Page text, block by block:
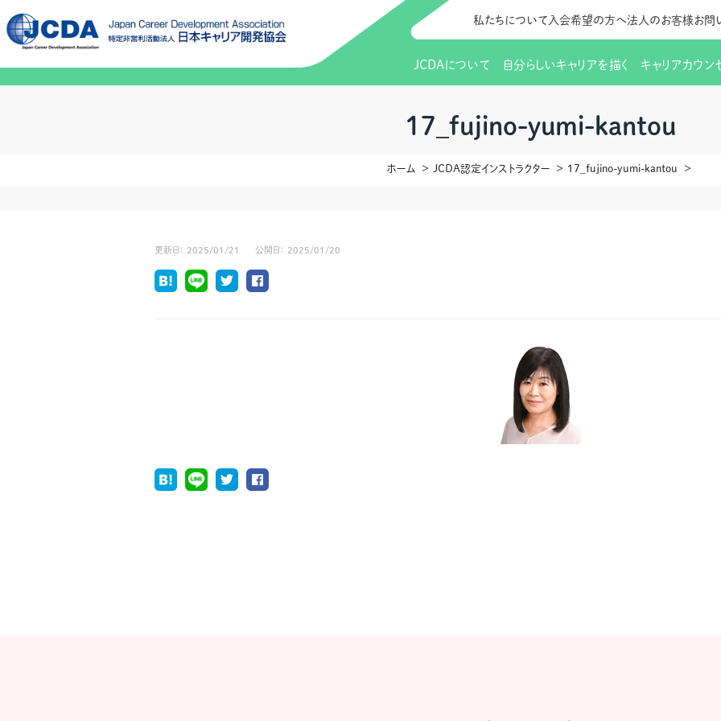
私たちについて 入会希望の方へ法人のお客様お問
JCDAについて
JCDAのビジョン
キャリア支援サービス
自分らしいキャリアを描く キャリアカウン
入会のご案内
支部のご紹介
研修情報（お知らせ）
（更新講習・スキルアップ）
ピアファシリテーター紹介
17_fujino-yumi-kantou
ホーム JCDA認定インストラクター 17_fujino-yumi-kantou
更新日： 2025/01/21 公開日： 2025/01/20